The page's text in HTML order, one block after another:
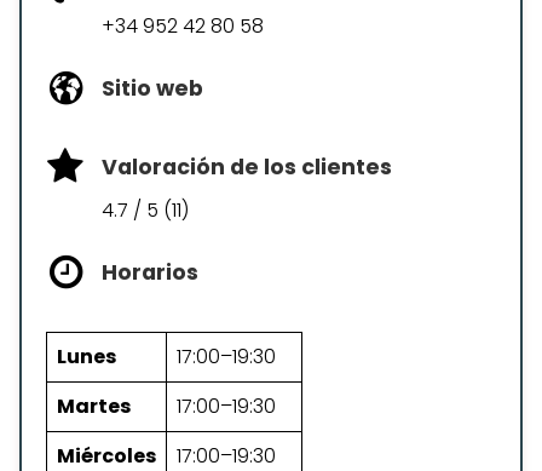
+34 952 42 80 58
Sitio web
Valoración de los clientes
4.7 / 5 (11)
Horarios
Lunes
17:00–19:30
Martes
17:00–19:30
Miércoles
17:00–19:30